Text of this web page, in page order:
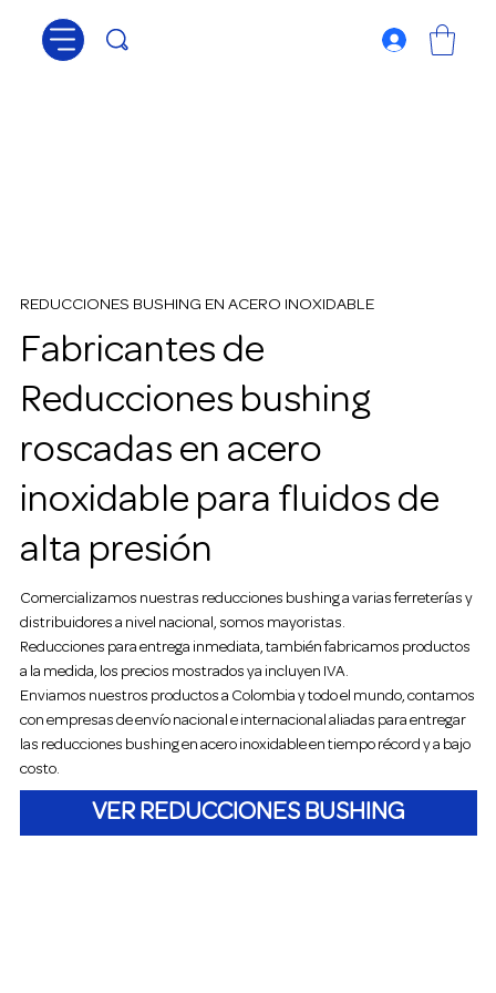
REDUCCIONES BUSHING EN ACERO INOXIDABLE
Fabricantes de
Reducciones bushing
roscadas en acero
inoxidable para fluidos de
alta presión
Comercializamos nuestras reducciones bushing a varias ferreterías y
distribuidores a nivel nacional, somos mayoristas.
Reducciones para entrega inmediata, también fabricamos productos
a la medida, los precios mostrados ya incluyen IVA.
Enviamos nuestros productos a Colombia y todo el mundo, contamos
con empresas de envío nacional e internacional aliadas para entregar
las reducciones bushing en acero inoxidable en tiempo récord y a bajo
costo.
VER REDUCCIONES BUSHING